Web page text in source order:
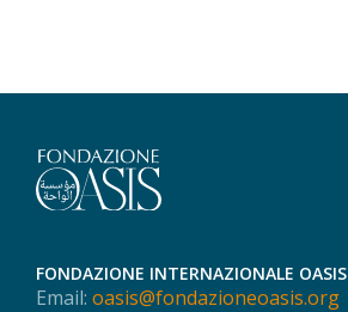
FONDAZIONE INTERNAZIONALE OASIS
Email: oasis@fondazioneoasis.org